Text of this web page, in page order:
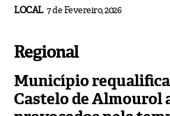
LOCAL 7 de Fevereiro, 2026
Regional
Município requalifica
Castelo de Almourol